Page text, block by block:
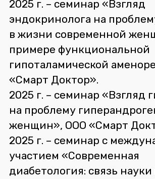
2025 г. – семинар «Взгляд
эндокринолога на
в жизни современной
примере функциональной
гипоталамической
«Смарт Доктор».
2025 г. – семинар «Взгляд
на проблему
женщин», ООО «Смарт
2025 г. – семинар с
участием «Современная
диабетология: связь науки